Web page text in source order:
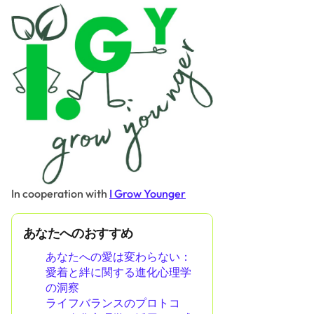
In cooperation with I Grow Younger
あなたへのおすすめ
あなたへの愛は変わらない：
愛着と絆に関する進化心理学
の洞察
ライフバランスのプロトコ